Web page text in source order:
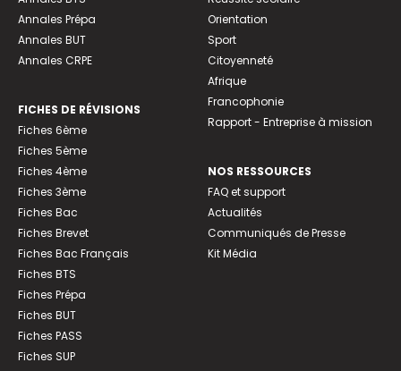
Annales Prépa
Annales BUT
Annales CRPE
FICHES DE RÉVISIONS
Fiches 6ème
Fiches 5ème
Fiches 4ème
Fiches 3ème
Fiches Bac
Fiches Brevet
Fiches Bac Français
Fiches BTS
Fiches Prépa
Fiches BUT
Fiches PASS
Fiches SUP
Orientation
Sport
Citoyenneté
Afrique
Francophonie
Rapport - Entreprise à mission
NOS RESSOURCES
FAQ et support
Actualités
Communiqués de Presse
Kit Média